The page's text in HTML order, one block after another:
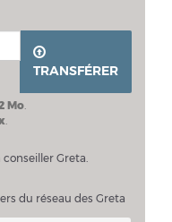
TRANSFÉRER
Mo.
.
Greta.
du réseau des Greta